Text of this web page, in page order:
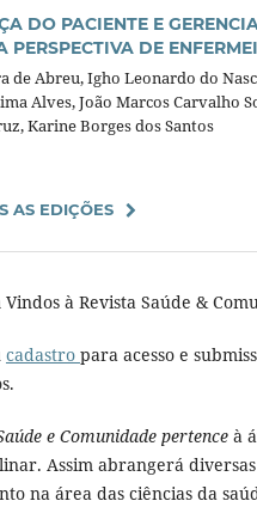
DO PACIENTE E
PERSPECTIVA DE
de Abreu, Igho Leonardo do
Alves, João Marcos Carvalho
Karine Borges dos Santos
AS EDIÇÕES
Vindos à Revista Saúde &
cadastro para acesso e
e Comunidade pertenceà
Assim abrangerá
na área das ciências da